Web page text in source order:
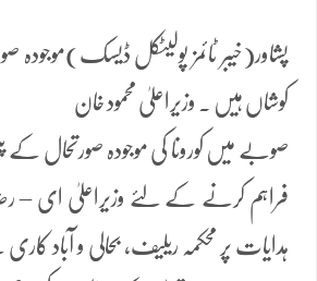
پشاور(خیبر ٹائمز پولیٹکل
کوشاں ہیں ۔ وزیراعلیٰ محمود خان
صوبے میں کورونا کی موجودہ صورتحال کے
فراہم کرنے کے لئے وزیراعلیٰ ای –
ہدایات پر محکمہ ریلیف، بحالی و آباد